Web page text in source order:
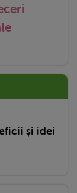
și idei